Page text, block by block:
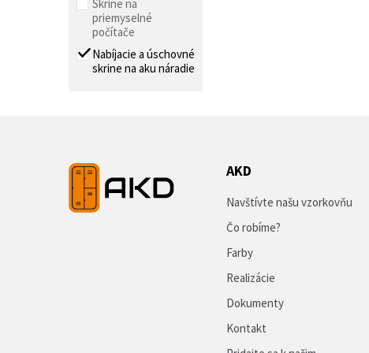
Skrine na
priemyselné
počítače
Nabíjacie a úschovné
skrine na aku náradie
AKD
Navštívte našu vzorkovňu
Čo robíme?
Farby
Realizácie
Dokumenty
Kontakt